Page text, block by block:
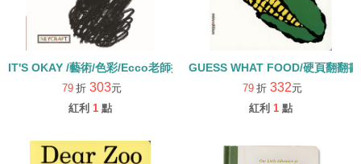
IT'S OKAY /藝術/色彩/Ecco老師推薦 幼兒硬頁書
79 折 303元
紅利 1 點
GUESS WHAT FOOD/硬頁翻翻書
79 折 332元
紅利 1 點